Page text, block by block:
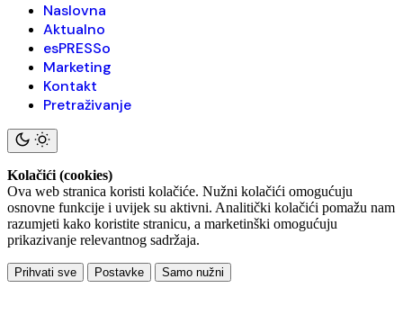
Naslovna
Aktualno
esPRESSo
Marketing
Kontakt
Pretraživanje
Kolačići (cookies)
Ova web stranica koristi kolačiće. Nužni kolačići omogućuju
osnovne funkcije i uvijek su aktivni. Analitički kolačići pomažu nam
razumjeti kako koristite stranicu, a marketinški omogućuju
prikazivanje relevantnog sadržaja.
Prihvati sve Postavke Samo nužni